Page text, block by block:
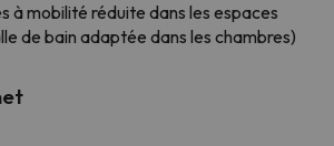
à mobilité réduite dans les espaces
de bain adaptée dans les chambres)